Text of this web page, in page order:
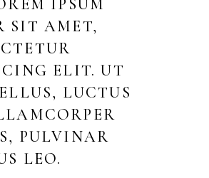
IPSUM
SIT AMET,
ELIT. UT
LUCTUS
PULVINAR
LEO.